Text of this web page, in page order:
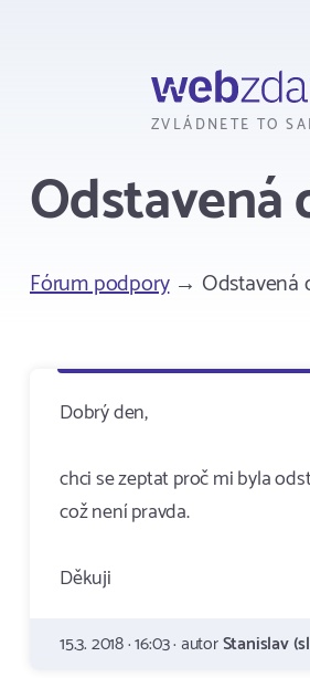
ZVLÁDNETE TO
Odstavená
Fórum podpory→ Odstavená
Dobrý den,
chci se zeptat proč mi byla
což není pravda.
Děkuji
15.3. 2018 · 16:03 · autorStanislav